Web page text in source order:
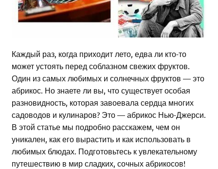
Каждый раз, когда приходит лето, едва ли кто-то
может устоять перед соблазном свежих фруктов.
Один из самых любимых и солнечных фруктов — это
абрикос. Но знаете ли вы, что существует особая
разновидность, которая завоевала сердца многих
садоводов и кулинаров? Это — абрикос Нью-Джерси.
В этой статье мы подробно расскажем, чем он
уникален, как его вырастить и как использовать в
любимых блюдах. Подготовьтесь к увлекательному
путешествию в мир сладких, сочных абрикосов!